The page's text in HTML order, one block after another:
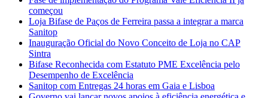
começou
Loja Bifase de Paços de Ferreira passa a integrar a marca
Sanitop
Inauguração Oficial do Novo Conceito de Loja no CAP
Sintra
Bifase Reconhecida com Estatuto PME Excelência pelo
Desempenho de Excelência
Sanitop com Entregas 24 horas em Gaia e Lisboa